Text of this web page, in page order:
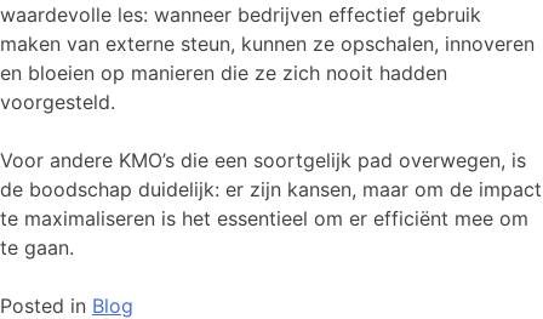
waardevolle les: wanneer bedrijven effectief gebruik
maken van externe steun, kunnen ze opschalen, innoveren
en bloeien op manieren die ze zich nooit hadden
voorgesteld.
Voor andere KMO’s die een soortgelijk pad overwegen, is
de boodschap duidelijk: er zijn kansen, maar om de impact
te maximaliseren is het essentieel om er efficiënt mee om
te gaan.
Posted in Blog